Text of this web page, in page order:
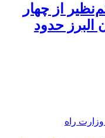
از چهار
البرز حدود